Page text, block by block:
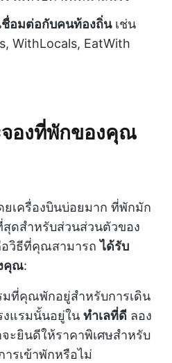
ชื่อมต่อกับคนท้องถิ่นเช่น
WithLocals, EatWith
องที่พักของคุณ
เครื่องบินบ่อยมาก ที่พักมัก
ดสำหรับส่วนส่วนตัวของ
อวิธีที่คุณสามารถได้รับ
คุณ:
มที่คุณพักอยู่สำหรับการเดิน
งแรมนั้นอยู่ใน ทำเลที่ดี ลอง
ะยินดีให้ราคาพิเศษสำหรับ
ารเข้าพักหรือไม่